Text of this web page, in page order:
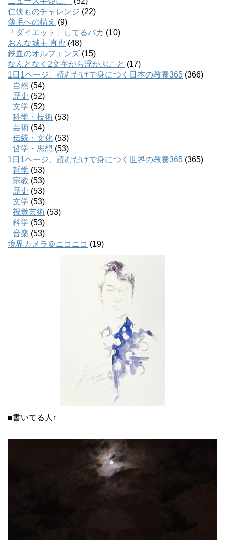
仁侠ものチャレンジ (22)
薄毛への構え (9)
「ダイエット」してるバカ (10)
おんな城主 直虎 (48)
鉄血のオルフェンズ (15)
なんとなく2文字から浮かぶこと (17)
1日1ページ、読むだけで身につく日本の教養365 (366)
自然 (54)
歴史 (52)
文学 (52)
科学・技術 (53)
芸術 (54)
伝統・文化 (53)
哲学・思想 (53)
1日1ページ、読むだけで身につく世界の教養365 (365)
哲学 (53)
宗教 (53)
歴史 (53)
文学 (53)
視覚芸術 (53)
科学 (53)
音楽 (53)
境界カメラ＠ニコニコ (19)
■書いてる人↑